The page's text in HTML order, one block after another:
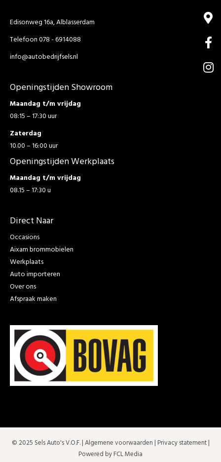
Edisonweg 16a, Alblasserdam
Telefoon 078 - 6914088
info@autobedrijfsels.nl
Openingstijden Showroom
Maandag t/m vrijdag
08:15 – 17:30 uur
Zaterdag
10.00 – 16:00 uur
Openingstijden Werkplaats
Maandag t/m vrijdag
08.15 – 17:30 u
Direct Naar
Occasions
Aixam brommobielen
Werkplaats
Auto importeren
Over ons
Afspraak maken
© 2025 Sels Auto's V.O.F. |Algemene voorwaarden | Privacy statement|
Powered by FCL Media